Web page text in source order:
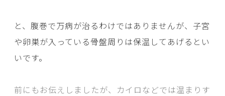
と、腹巻で万病が治るわけではありませんが、子宮
や卵巣が入っている骨盤周りは保温してあげるとい
いです。
前にもお伝えしましたが、カイロなどでは温まりす